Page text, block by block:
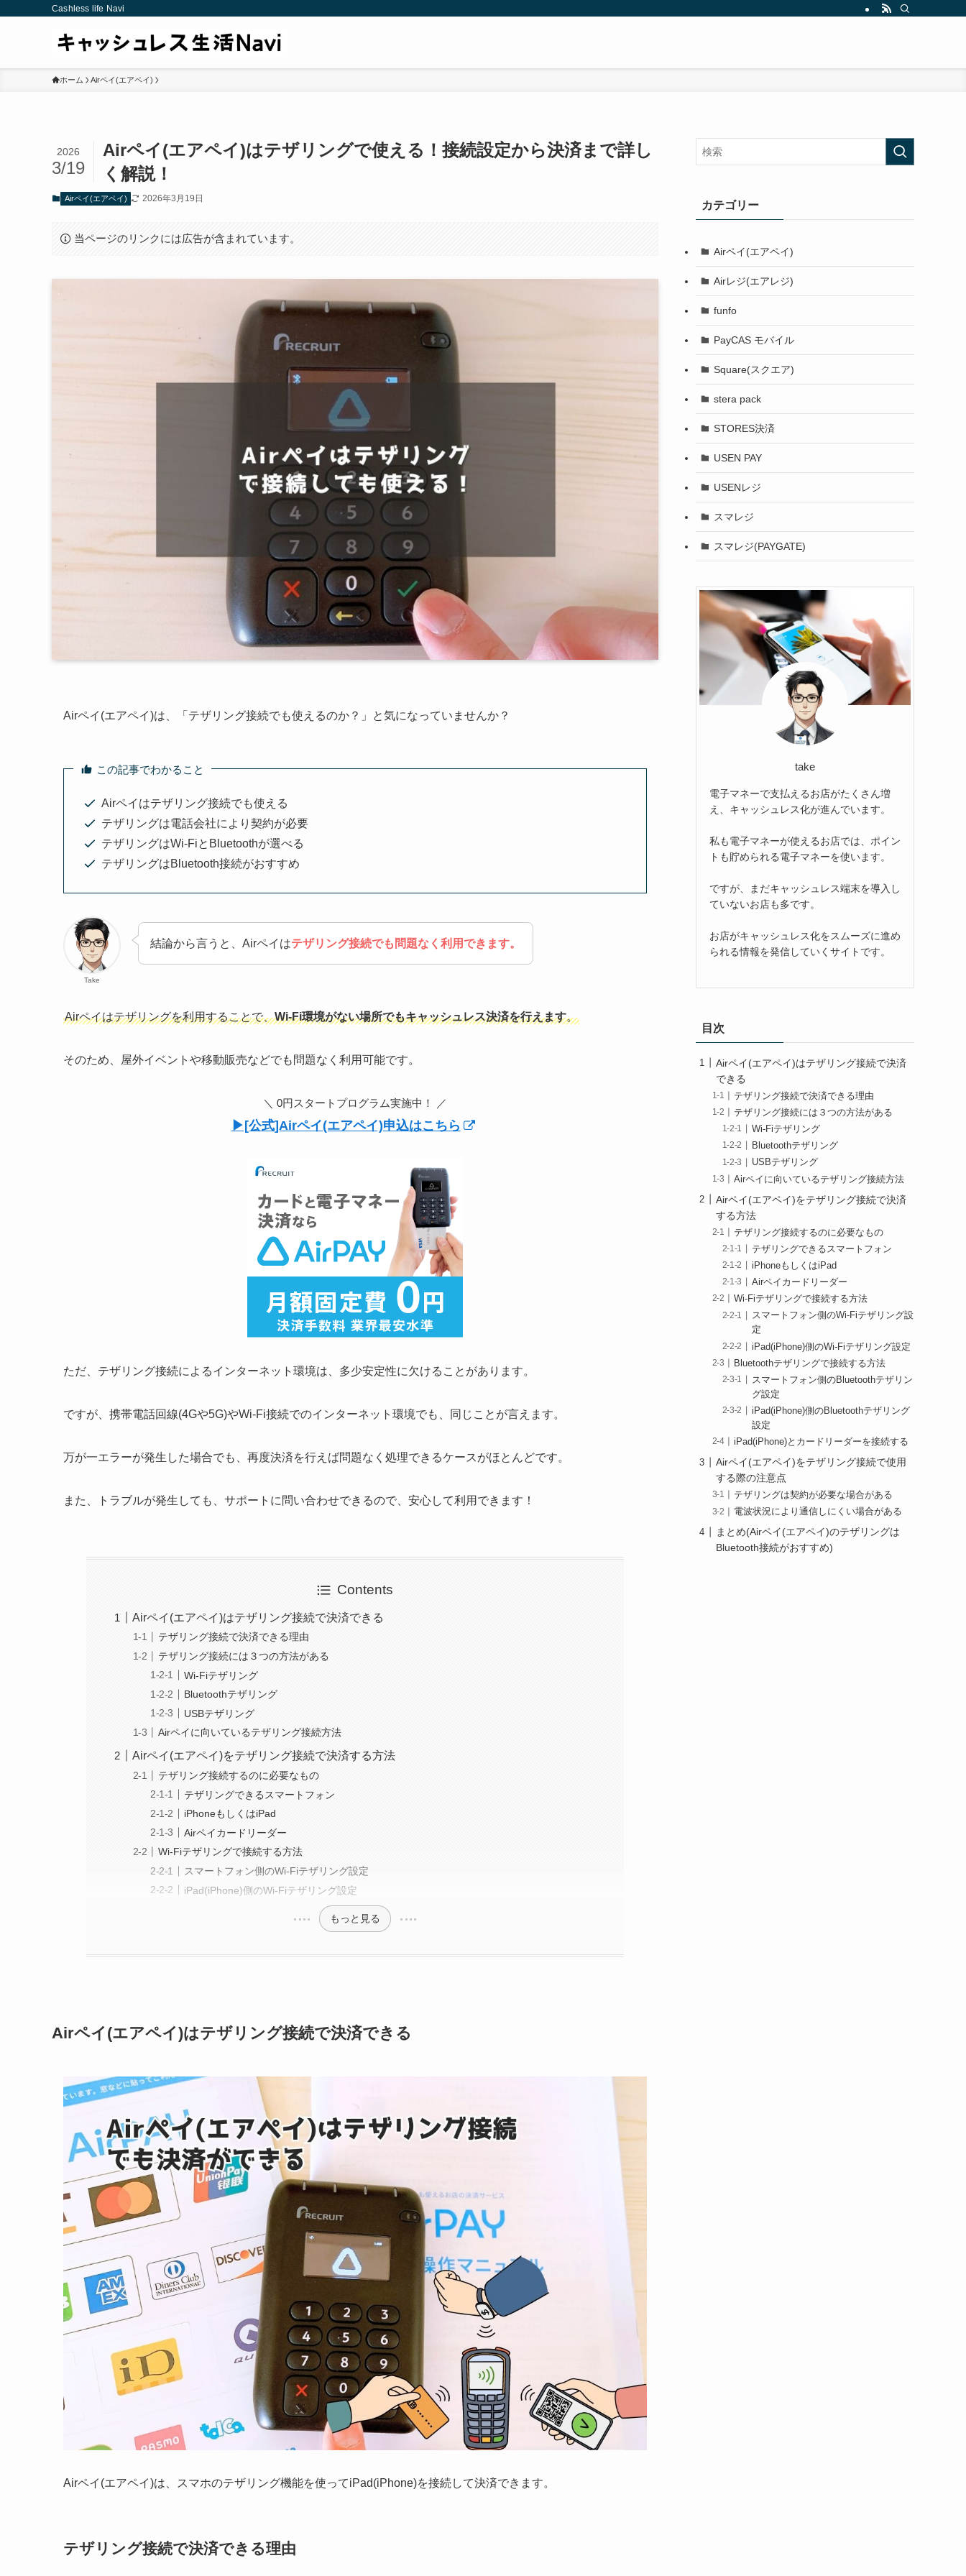
Cashless life Navi
ホーム Airペイ(エアペイ)
Airペイ(エアペイ)はテザリングで使える！接続設定から決済まで詳し
く解説！
2026
3/19
Airペイ(エアペイ) 2026年3月19日
当ページのリンクには広告が含まれています。
Airペイ(エアペイ)は、「テザリング接続でも使えるのか？」と気になっていませんか？
この記事でわかること
Airペイはテザリング接続でも使える
テザリングは電話会社により契約が必要
テザリングはWi-FiとBluetoothが選べる
テザリングはBluetooth接続がおすすめ
Take
結論から言うと、Airペイはテザリング接続でも問題なく利用できます。
Airペイはテザリングを利用することで、Wi-Fi環境がない場所でもキャッシュレス決済を行えます。
そのため、屋外イベントや移動販売などでも問題なく利用可能です。
＼ 0円スタートプログラム実施中！ ／
▶︎[公式]Airペイ(エアペイ)申込はこちら
ただ、テザリング接続によるインターネット環境は、多少安定性に欠けることがあります。
ですが、携帯電話回線(4Gや5G)やWi-Fi接続でのインターネット環境でも、同じことが言えます。
万が一エラーが発生した場合でも、再度決済を行えば問題なく処理できるケースがほとんどです。
また、トラブルが発生しても、サポートに問い合わせできるので、安心して利用できます！
Contents
Airペイ(エアペイ)はテザリング接続で決済できる
テザリング接続で決済できる理由
テザリング接続には３つの方法がある
Wi-Fiテザリング
Bluetoothテザリング
USBテザリング
Airペイに向いているテザリング接続方法
Airペイ(エアペイ)をテザリング接続で決済する方法
テザリング接続するのに必要なもの
テザリングできるスマートフォン
iPhoneもしくはiPad
Airペイカードリーダー
Wi-Fiテザリングで接続する方法
スマートフォン側のWi-Fiテザリング設定
iPad(iPhone)側のWi-Fiテザリング設定
もっと見る
Airペイ(エアペイ)はテザリング接続で決済できる
Airペイ(エアペイ)は、スマホのテザリング機能を使ってiPad(iPhone)を接続して決済できます。
テザリング接続で決済できる理由
カテゴリー
Airペイ(エアペイ)
Airレジ(エアレジ)
funfo
PayCAS モバイル
Square(スクエア)
stera pack
STORES決済
USEN PAY
USENレジ
スマレジ
スマレジ(PAYGATE)
take
電子マネーで支払えるお店がたくさん増
え、キャッシュレス化が進んでいます。
私も電子マネーが使えるお店では、ポイン
トも貯められる電子マネーを使います。
ですが、まだキャッシュレス端末を導入し
ていないお店も多です。
お店がキャッシュレス化をスムーズに進め
られる情報を発信していくサイトです。
目次
Airペイ(エアペイ)はテザリング接続で決済
できる
テザリング接続で決済できる理由
テザリング接続には３つの方法がある
Wi-Fiテザリング
Bluetoothテザリング
USBテザリング
Airペイに向いているテザリング接続方法
Airペイ(エアペイ)をテザリング接続で決済
する方法
テザリング接続するのに必要なもの
テザリングできるスマートフォン
iPhoneもしくはiPad
Airペイカードリーダー
Wi-Fiテザリングで接続する方法
スマートフォン側のWi-Fiテザリング設
定
iPad(iPhone)側のWi-Fiテザリング設定
Bluetoothテザリングで接続する方法
スマートフォン側のBluetoothテザリン
グ設定
iPad(iPhone)側のBluetoothテザリング
設定
iPad(iPhone)とカードリーダーを接続する
Airペイ(エアペイ)をテザリング接続で使用
する際の注意点
テザリングは契約が必要な場合がある
電波状況により通信しにくい場合がある
まとめ(Airペイ(エアペイ)のテザリングは
Bluetooth接続がおすすめ)